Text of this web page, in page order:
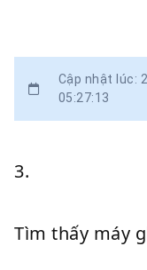
Cập nhật lúc:
05:27:13
3.
Tìm thấy máy